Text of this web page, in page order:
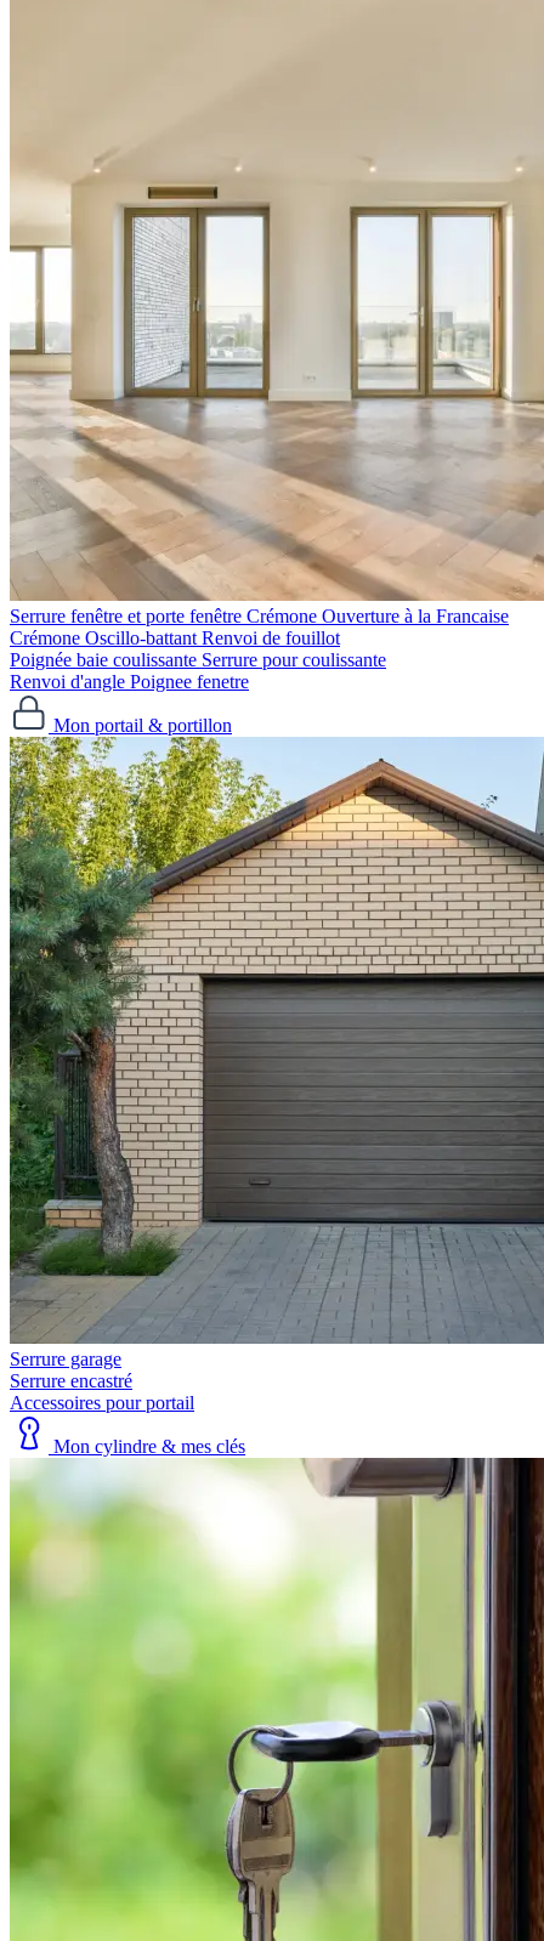
Serrure fenêtre et porte fenêtre
Crémone Ouverture à la Francaise
Crémone Oscillo-battant Renvoi de fouillot
Poignée baie coulissante Serrure pour coulissante
Renvoi d'angle Poignee fenetre
Mon portail & portillon
Serrure garage
Serrure encastré
Accessoires pour portail
Mon cylindre & mes clés